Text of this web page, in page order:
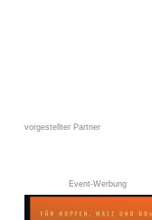
vorgestellter Partner
Event-Werbung